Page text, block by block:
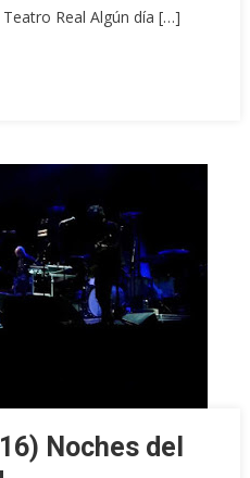
Real Algún día […]
Noches del